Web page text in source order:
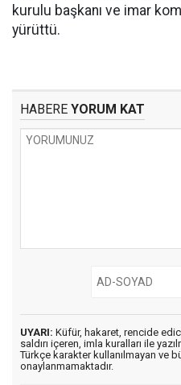
kurulu başkanı ve imar
yürüttü.
HABERE YORUM KAT
UYARI: Küfür, hakaret, rencide
saldırı içeren, imla kuralları ile
Türkçe karakter kullanılmayan ve
onaylanmamaktadır.